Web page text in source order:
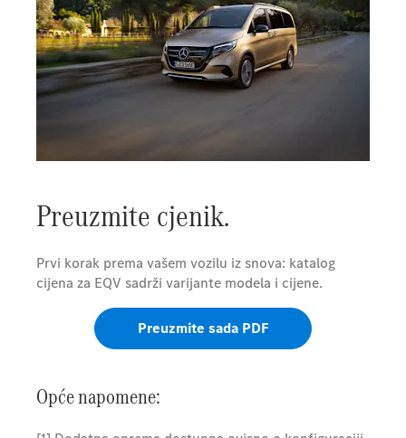
Preuzmite cjenik.
Prvi korak prema vašem vozilu iz snova: katalog
cijena za EQV sadrži varijante modela i cijene.
Preuzmite sada PDF
Opće napomene: